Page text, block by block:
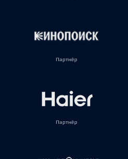
Партнёр
Партнёр